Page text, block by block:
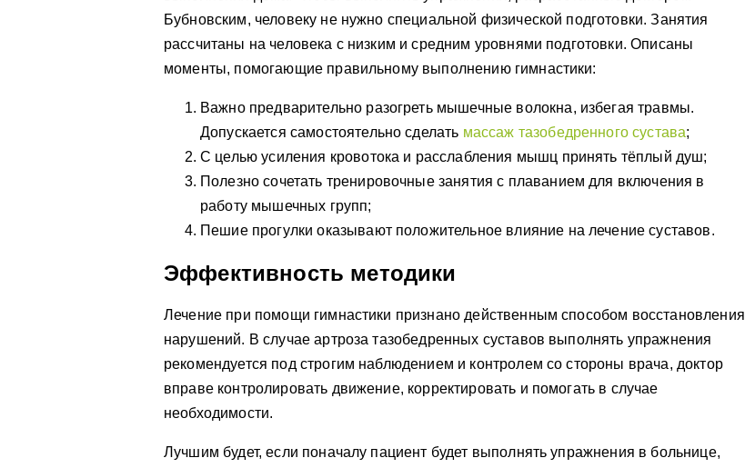
Бубновским, человеку не нужно специальной физической подготовки. Занятия
рассчитаны на человека с низким и средним уровнями подготовки. Описаны
моменты, помогающие правильному выполнению гимнастики:
Важно предварительно разогреть мышечные волокна, избегая травмы.
Допускается самостоятельно сделать массаж тазобедренного сустава;
С целью усиления кровотока и расслабления мышц принять тёплый душ;
Полезно сочетать тренировочные занятия с плаванием для включения в
работу мышечных групп;
Пешие прогулки оказывают положительное влияние на лечение суставов.
Эффективность методики
Лечение при помощи гимнастики признано действенным способом восстановления
нарушений. В случае артроза тазобедренных суставов выполнять упражнения
рекомендуется под строгим наблюдением и контролем со стороны врача, доктор
вправе контролировать движение, корректировать и помогать в случае
необходимости.
Лучшим будет, если поначалу пациент будет выполнять упражнения в больнице,